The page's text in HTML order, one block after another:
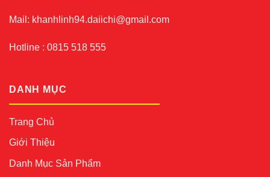
Mail: khanhlinh94.daiichi@gmail.com
Hotline : 0815 518 555
DANH MỤC
Trang Chủ
Giới Thiệu
Danh Mục Sản Phẩm